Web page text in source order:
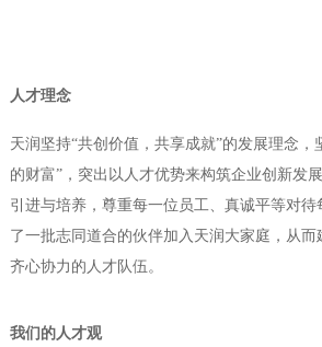
人才理念
天润坚持“共创价值，共享成就”的发展理念，
的财富”，突出以人才优势来构筑企业创新发展
引进与培养，尊重每一位员工、真诚平等对待
了一批志同道合的伙伴加入天润大家庭 ，从
齐心协力的人才队伍。
我们的人才观